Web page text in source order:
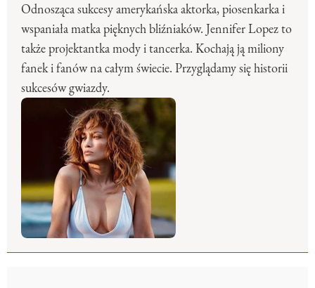
Odnosząca sukcesy amerykańska aktorka, piosenkarka i
wspaniała matka pięknych bliźniaków. Jennifer Lopez to
także projektantka mody i tancerka. Kochają ją miliony
fanek i fanów na całym świecie. Przyglądamy się historii
sukcesów gwiazdy.